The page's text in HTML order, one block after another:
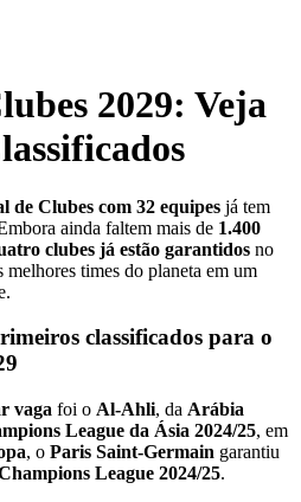
2029: Veja
de Clubes com 32 equipes já tem
ainda faltem mais de 1.400
clubes já estão garantidos no
times do planeta em um
classificados para o
vaga foi o Al-Ahli, da Arábia
League da Ásia 2024/25, em
, o Paris Saint-Germain garantiu
League 2024/25.